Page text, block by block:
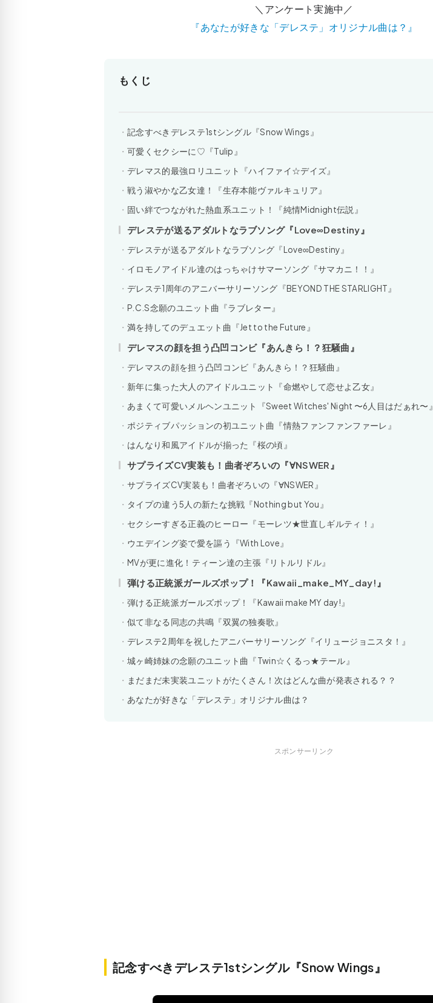
＼アンケート実施中／
『あなたが好きな「デレステ」オリジナル曲は？』
もくじ
記念すべきデレステ1stシングル『Snow Wings』
可愛くセクシーに♡『Tulip』
デレマス的最強ロリユニット『ハイファイ☆デイズ』
戦う淑やかな乙女達！『生存本能ヴァルキュリア』
固い絆でつながれた熱血系ユニット！『純情Midnight伝説』
デレステが送るアダルトなラブソング『Love∞Destiny』
デレステが送るアダルトなラブソング『Love∞Destiny』
イロモノアイドル達のはっちゃけサマーソング『サマカニ！！』
デレステ1周年のアニバーサリーソング『BEYOND THE STARLIGHT』
P.C.S念願のユニット曲『ラブレター』
満を持してのデュエット曲『Jet to the Future』
デレマスの顔を担う凸凹コンビ『あんきら！？狂騒曲』
デレマスの顔を担う凸凹コンビ『あんきら！？狂騒曲』
新年に集った大人のアイドルユニット『命燃やして恋せよ乙女』
あまくて可愛いメルヘンユニット『Sweet Witches' Night 〜6人目はだぁれ〜』
ポジティブパッションの初ユニット曲『情熱ファンファンファーレ』
はんなり和風アイドルが揃った『桜の頃』
サプライズCV実装も！曲者ぞろいの『∀NSWER』
サプライズCV実装も！曲者ぞろいの『∀NSWER』
タイプの違う5人の新たな挑戦『Nothing but You』
セクシーすぎる正義のヒーロー『モーレツ★世直しギルティ！』
ウエデイング姿で愛を謳う『With Love』
MVが更に進化！ティーン達の主張『リトルリドル』
弾ける正統派ガールズポップ！『Kawaii_make_MY_day!』
弾ける正統派ガールズポップ！『Kawaii make MY day!』
似て非なる同志の共鳴『双翼の独奏歌』
デレステ2周年を祝したアニバーサリーソング『イリュージョニスタ！』
城ヶ崎姉妹の念願のユニット曲『Twin☆くるっ★テール』
まだまだ未実装ユニットがたくさん！次はどんな曲が発表される？？
あなたが好きな「デレステ」オリジナル曲は？
スポンサーリンク
記念すべきデレステ1stシングル『Snow Wings』